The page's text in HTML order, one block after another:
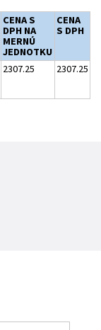
CENA S
DPH NA
MERNÚ
JEDNOTKU
CENA
S DPH
2307.25 2307.25